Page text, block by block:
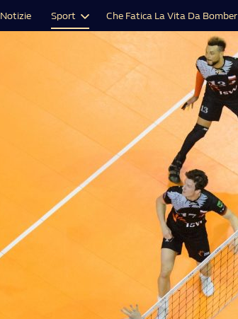
Notizie Sport Che Fatica La Vita Da Bomber